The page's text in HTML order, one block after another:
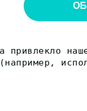
привлекло